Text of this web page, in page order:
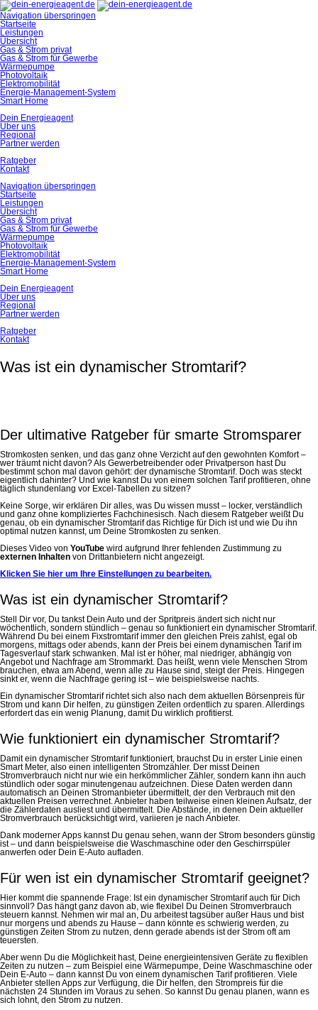
Navigation überspringen
Startseite
Leistungen
Übersicht
Gas & Strom privat
Gas & Strom für Gewerbe
Wärmepumpe
Photovoltaik
Elektromobilität
Energie-Management-System
Smart Home
Dein Energieagent
Über uns
Regional
Partner werden
Ratgeber
Kontakt
Navigation überspringen
Startseite
Leistungen
Übersicht
Gas & Strom privat
Gas & Strom für Gewerbe
Wärmepumpe
Photovoltaik
Elektromobilität
Energie-Management-System
Smart Home
Dein Energieagent
Über uns
Regional
Partner werden
Ratgeber
Kontakt
Was ist ein dynamischer Stromtarif?
Der ultimative Ratgeber für smarte Stromsparer
Stromkosten senken, und das ganz ohne Verzicht auf den gewohnten Komfort –
wer träumt nicht davon? Als Gewerbetreibender oder Privatperson hast Du
bestimmt schon mal davon gehört: der dynamische Stromtarif. Doch was steckt
eigentlich dahinter? Und wie kannst Du von einem solchen Tarif profitieren, ohne
täglich stundenlang vor Excel-Tabellen zu sitzen?
Keine Sorge, wir erklären Dir alles, was Du wissen musst – locker, verständlich
und ganz ohne kompliziertes Fachchinesisch. Nach diesem Ratgeber weißt Du
genau, ob ein dynamischer Stromtarif das Richtige für Dich ist und wie Du ihn
optimal nutzen kannst, um Deine Stromkosten zu senken.
Dieses Video von YouTube wird aufgrund Ihrer fehlenden Zustimmung zu
externen Inhalten von Drittanbietern nicht angezeigt.
Klicken Sie hier um Ihre Einstellungen zu bearbeiten.
Was ist ein dynamischer Stromtarif?
Stell Dir vor, Du tankst Dein Auto und der Spritpreis ändert sich nicht nur
wöchentlich, sondern stündlich – genau so funktioniert ein dynamischer Stromtarif.
Während Du bei einem Fixstromtarif immer den gleichen Preis zahlst, egal ob
morgens, mittags oder abends, kann der Preis bei einem dynamischen Tarif im
Tagesverlauf stark schwanken. Mal ist er höher, mal niedriger, abhängig von
Angebot und Nachfrage am Strommarkt. Das heißt, wenn viele Menschen Strom
brauchen, etwa am Abend, wenn alle zu Hause sind, steigt der Preis. Hingegen
sinkt er, wenn die Nachfrage gering ist – wie beispielsweise nachts.
Ein dynamischer Stromtarif richtet sich also nach dem aktuellen Börsenpreis für
Strom und kann Dir helfen, zu günstigen Zeiten ordentlich zu sparen. Allerdings
erfordert das ein wenig Planung, damit Du wirklich profitierst.
Wie funktioniert ein dynamischer Stromtarif?
Damit ein dynamischer Stromtarif funktioniert, brauchst Du in erster Linie einen
Smart Meter, also einen intelligenten Stromzähler. Der misst Deinen
Stromverbrauch nicht nur wie ein herkömmlicher Zähler, sondern kann ihn auch
stündlich oder sogar minutengenau aufzeichnen. Diese Daten werden dann
automatisch an Deinen Stromanbieter übermittelt, der den Verbrauch mit den
aktuellen Preisen verrechnet. Anbieter haben teilweise einen kleinen Aufsatz, der
die Zählerdaten ausliest und übermittelt. Die Abstände, in denen Dein aktueller
Stromverbrauch berücksichtigt wird, variieren je nach Anbieter.
Dank moderner Apps kannst Du genau sehen, wann der Strom besonders günstig
ist – und dann beispielsweise die Waschmaschine oder den Geschirrspüler
anwerfen oder Dein E-Auto aufladen.
Für wen ist ein dynamischer Stromtarif geeignet?
Hier kommt die spannende Frage: Ist ein dynamischer Stromtarif auch für Dich
sinnvoll? Das hängt ganz davon ab, wie flexibel Du Deinen Stromverbrauch
steuern kannst. Nehmen wir mal an, Du arbeitest tagsüber außer Haus und bist
nur morgens und abends zu Hause – dann könnte es schwierig werden, zu
günstigen Zeiten Strom zu nutzen, denn gerade abends ist der Strom oft am
teuersten.
Aber wenn Du die Möglichkeit hast, Deine energieintensiven Geräte zu flexiblen
Zeiten zu nutzen – zum Beispiel eine Wärmepumpe, Deine Waschmaschine oder
Dein E-Auto – dann kannst Du von einem dynamischen Tarif profitieren. Viele
Anbieter stellen Apps zur Verfügung, die Dir helfen, den Strompreis für die
nächsten 24 Stunden im Voraus zu sehen. So kannst Du genau planen, wann es
sich lohnt, den Strom zu nutzen.